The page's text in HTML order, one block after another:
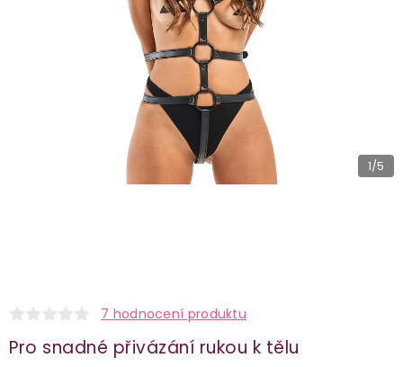
1/5
7 hodnocení produktu
Pro snadné přivázání rukou k tělu